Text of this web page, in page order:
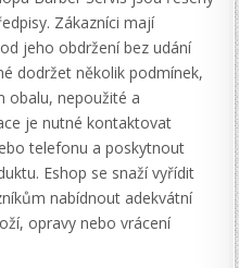
Zákazníci mají
jeho obdržení bez udání
dodržet několik podmínek,
obalu, nepoužité a
je nutné kontaktovat
telefonu a poskytnout
Eshop se snaží vyřídit
nabídnout adekvátní
opravy nebo vrácení